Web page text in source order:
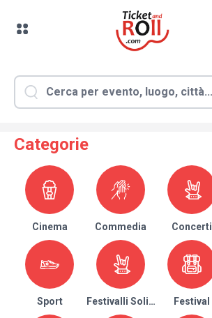
Categorie
Cinema Commedia Concerti
Sport Festivalli Solidari Festival